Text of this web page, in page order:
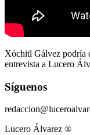
Xóchitl Gálvez podría
entrevista a Lucero
Síguenos
Lucero Álvarez ®